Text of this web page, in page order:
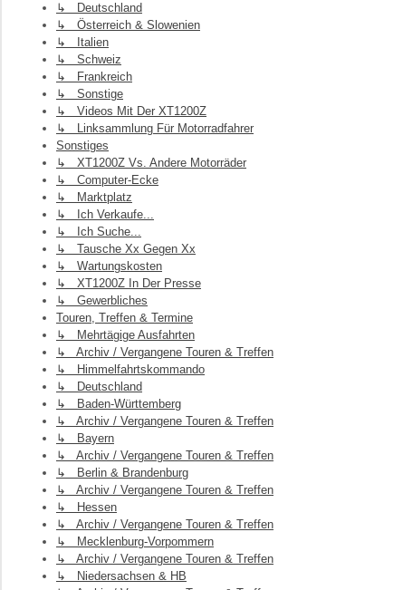
↳ Deutschland
↳ Österreich & Slowenien
↳ Italien
↳ Schweiz
↳ Frankreich
↳ Sonstige
↳ Videos Mit Der XT1200Z
↳ Linksammlung Für Motorradfahrer
Sonstiges
↳ XT1200Z Vs. Andere Motorräder
↳ Computer-Ecke
↳ Marktplatz
↳ Ich Verkaufe...
↳ Ich Suche...
↳ Tausche Xx Gegen Xx
↳ Wartungskosten
↳ XT1200Z In Der Presse
↳ Gewerbliches
Touren, Treffen & Termine
↳ Mehrtägige Ausfahrten
↳ Archiv / Vergangene Touren & Treffen
↳ Himmelfahrtskommando
↳ Deutschland
↳ Baden-Württemberg
↳ Archiv / Vergangene Touren & Treffen
↳ Bayern
↳ Archiv / Vergangene Touren & Treffen
↳ Berlin & Brandenburg
↳ Archiv / Vergangene Touren & Treffen
↳ Hessen
↳ Archiv / Vergangene Touren & Treffen
↳ Mecklenburg-Vorpommern
↳ Archiv / Vergangene Touren & Treffen
↳ Niedersachsen & HB